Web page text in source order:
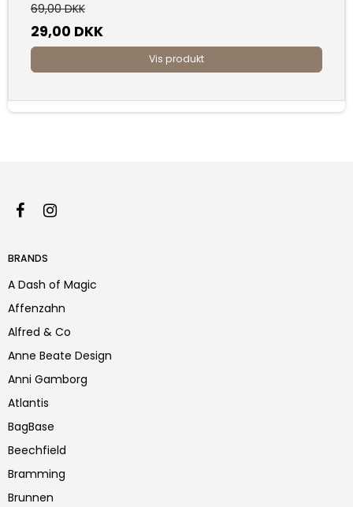
69,00 DKK
29,00 DKK
Vis produkt
BRANDS
A Dash of Magic
Affenzahn
Alfred & Co
Anne Beate Design
Anni Gamborg
Atlantis
BagBase
Beechfield
Bramming
Brunnen